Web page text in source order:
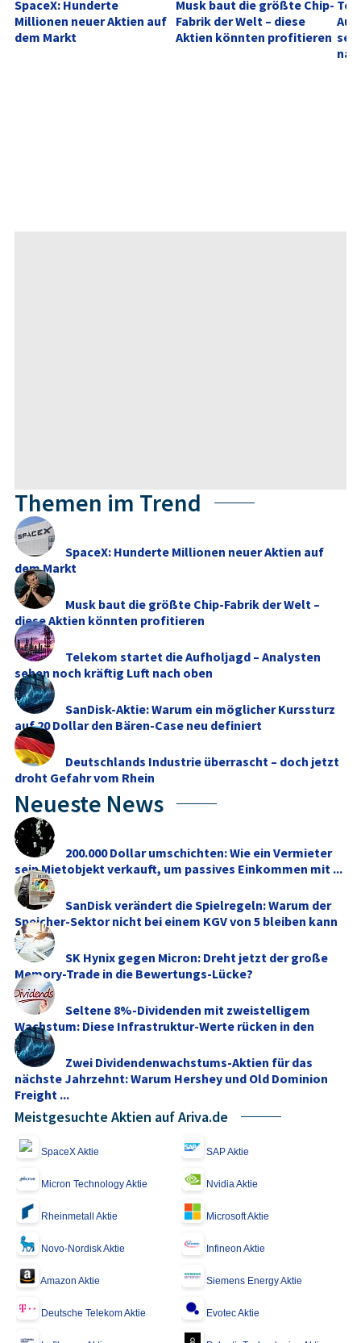
SpaceX: Hunderte
Millionen neuer Aktien auf
dem Markt
Musk baut die größte Chip-
Fabrik der Welt – diese
Aktien könnten profitieren
Themen im Trend
SpaceX: Hunderte Millionen neuer Aktien auf
dem Markt
Musk baut die größte Chip-Fabrik der Welt –
diese Aktien könnten profitieren
Telekom startet die Aufholjagd – Analysten
sehen noch kräftig Luft nach oben
SanDisk-Aktie: Warum ein möglicher Kurssturz
auf 20 Dollar den Bären-Case neu definiert
Deutschlands Industrie überrascht – doch jetzt
droht Gefahr vom Rhein
Neueste News
200.000 Dollar umschichten: Wie ein Vermieter
sein Mietobjekt verkauft, um passives Einkommen mit ...
SanDisk verändert die Spielregeln: Warum der
Speicher-Sektor nicht bei einem KGV von 5 bleiben kann
SK Hynix gegen Micron: Dreht jetzt der große
Memory‑Trade in die Bewertungs-Lücke?
Seltene 8%-Dividenden mit zweistelligem
Wachstum: Diese Infrastruktur-Werte rücken in den
Fokus
Zwei Dividendenwachstums-Aktien für das
nächste Jahrzehnt: Warum Hershey und Old Dominion
Freight ...
Meistgesuchte Aktien auf Ariva.de
SpaceX Aktie SAP Aktie
Micron Technology Aktie Nvidia Aktie
Rheinmetall Aktie Microsoft Aktie
Novo-Nordisk Aktie Infineon Aktie
Amazon Aktie Siemens Energy Aktie
Deutsche Telekom Aktie Evotec Aktie